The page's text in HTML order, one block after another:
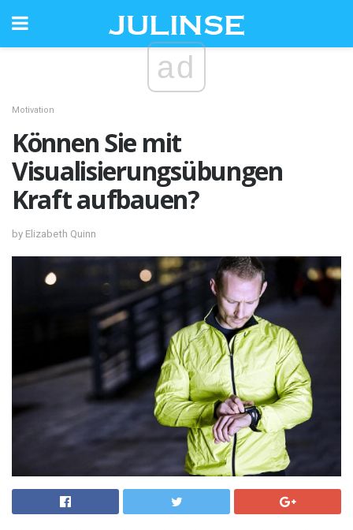
ad
Motivation
Können Sie mit
Visualisierungsübungen
Kraft aufbauen?
by Elizabeth Quinn